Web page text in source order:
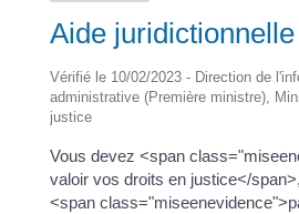
Aide juridictionnelle
Vérifié le 10/02/2023 - Direction de
administrative (Première ministre),
justice
Vous devez <span
valoir vos droits en justice</
<span